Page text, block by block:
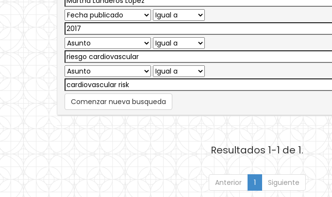
Comenzar nueva busqueda
Resultados 1-1 de 1.
Anterior 1 Siguiente